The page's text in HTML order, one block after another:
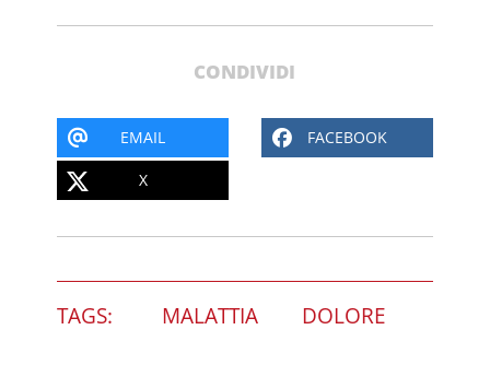
CONDIVIDI
EMAIL FACEBOOK
X
TAGS: MALATTIA DOLORE